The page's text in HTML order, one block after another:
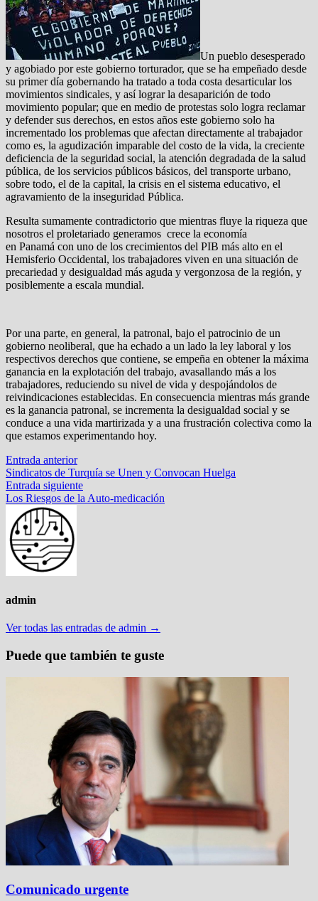
Un pueblo desesperado
y agobiado por este gobierno torturador, que se ha empeñado desde
su primer día gobernando ha tratado a toda costa desarticular los
movimientos sindicales, y así lograr la desaparición de todo
movimiento popular; que en medio de protestas solo logra reclamar
y defender sus derechos, en estos años este gobierno solo ha
incrementado los problemas que afectan directamente al trabajador
como es, la agudización imparable del costo de la vida, la creciente
deficiencia de la seguridad social, la atención degradada de la salud
pública, de los servicios públicos básicos, del transporte urbano,
sobre todo, el de la capital, la crisis en el sistema educativo, el
agravamiento de la inseguridad Pública.
Resulta sumamente contradictorio que mientras fluye la riqueza que
nosotros el proletariado generamos crece la economía
en Panamá con uno de los crecimientos del PIB más alto en el
Hemisferio Occidental, los trabajadores viven en una situación de
precariedad y desigualdad más aguda y vergonzosa de la región, y
posiblemente a escala mundial.
Por una parte, en general, la patronal, bajo el patrocinio de un
gobierno neoliberal, que ha echado a un lado la ley laboral y los
respectivos derechos que contiene, se empeña en obtener la máxima
ganancia en la explotación del trabajo, avasallando más a los
trabajadores, reduciendo su nivel de vida y despojándolos de
reivindicaciones establecidas. En consecuencia mientras más grande
es la ganancia patronal, se incrementa la desigualdad social y se
conduce a una vida martirizada y a una frustración colectiva como la
que estamos experimentando hoy.
Navegación
de
entradas
Entrada anteriorEntrada
anterior:
Sindicatos de Turquía se Unen y Convocan Huelga
Entrada siguienteEntrada
siguiente:
Los Riesgos de la Auto-medicación
admin
Ver todas las entradas de admin →
Puede que también te guste
Comunicado urgente